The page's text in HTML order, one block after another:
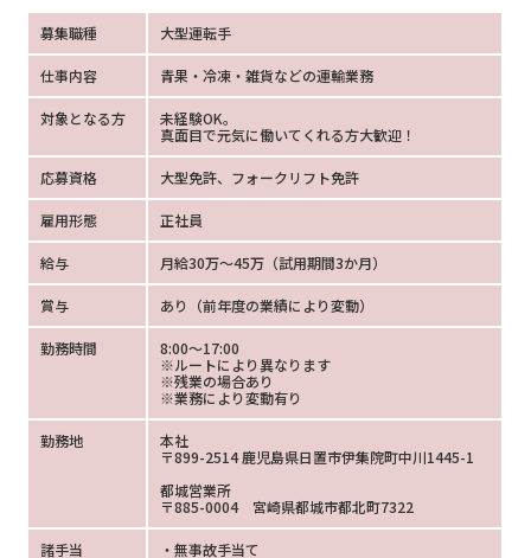
募集職種 大型運転手
仕事内容 青果・冷凍・雑貨などの運輸業務
対象となる方
未経験OK。
真面目で元気に働いてくれる方大歓迎！
応募資格 大型免許、フォークリフト免許
雇用形態 正社員
給与 月給30万～45万（試用期間3か月）
賞与 あり（前年度の業績により変動）
勤務時間
8:00～17:00
※ルートにより異なります
※残業の場合あり
※業務により変動有り
勤務地
本社
〒899-2514 鹿児島県日置市伊集院町中川1445-1
都城営業所
〒885-0004 宮崎県都城市都北町7322
諸手当
・無事故手当て